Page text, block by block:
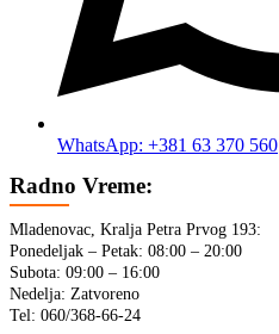
WhatsApp: +381 63 370 560
Radno Vreme:
Mladenovac, Kralja Petra Prvog 193:
Ponedeljak – Petak: 08:00 – 20:00
Subota: 09:00 – 16:00
Nedelja: Zatvoreno
Tel: 060/368-66-24